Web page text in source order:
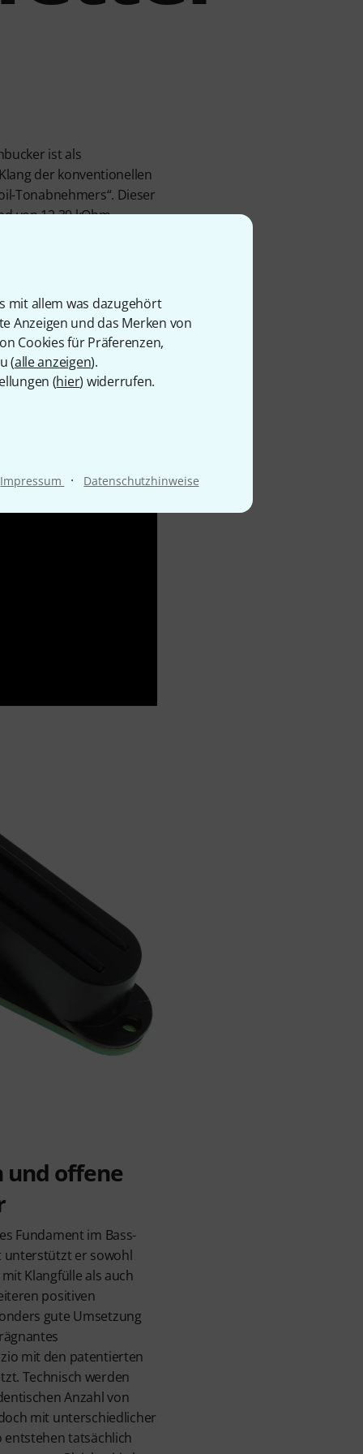
mit allem was dazugehört
Anzeigen und das Merken von
Cookies für Präferenzen,
(alle anzeigen).
(hier) widerrufen.
Impressum · Datenschutzhinweise
ist als
der konventionellen
Tonabnehmers“. Dieser
von 12,39 kOhm.
und offene
Fundament im Bass-
unterstützt er sowohl
Klangfülle als auch
positiven
gute Umsetzung
mit den patentierten
Technisch werden
Anzahl von
mit unterschiedlicher
entstehen tatsächlich